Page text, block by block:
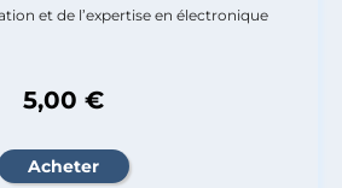
et de l’expertise en électronique
5,00 €